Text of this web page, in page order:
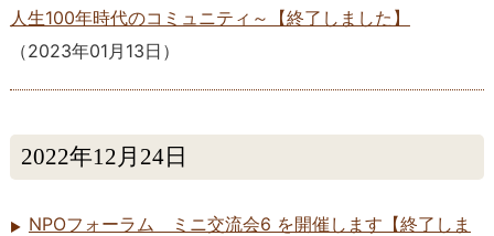
人生100年時代のコミュニティ～【終了しました】
（2023年01月13日 ）
2022年12月24日
NPOフォーラム ミニ交流会6 を開催します【終了しま